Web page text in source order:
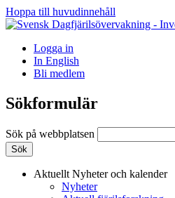
Hoppa till huvudinnehåll
Logga in
In English
Bli medlem
Sökformulär
Sök på webbplatsen
Aktuellt Nyheter och kalender
Nyheter